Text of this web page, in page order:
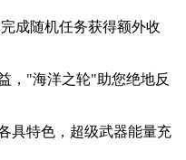
成随机任务获得额外收
"海洋之轮"助您绝地反
特色，超级武器能量充